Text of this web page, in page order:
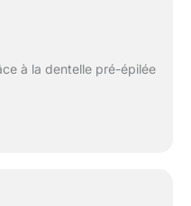
à la dentelle pré-épilée